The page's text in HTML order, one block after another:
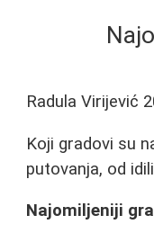
Radula Virijević
Koji gradovi su
putovanja, od
Najomiljeniji